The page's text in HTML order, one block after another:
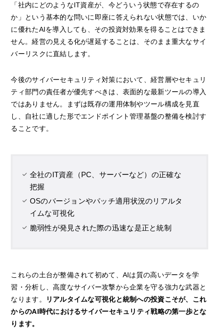
「社内にどのようなIT資産が、今どういう状態で存在するの
か」という基本的な問いに即座に答えられない状態では、いか
に優れたAIを導入しても、その投資対効果を得ることはできま
せん。経営の見える化が遅延することは、そのまま重大なサイ
バーリスクに直結します。
今後のサイバーセキュリティ対策において、経営層やセキュリ
ティ部門の責任者が優先すべきは、表面的な最新ツールの導入
ではありません。まずは既存の運用体制やツール構成を見直
し、自社に適した形でエンドポイント管理基盤の整備を検討す
ることです。
全社のIT資産（PC、サーバーなど）の正確な
把握
OSのバージョンやパッチ適用状況のリアルタ
イムな可視化
脆弱性が発見された際の迅速な是正と統制
これらの土台が整備されて初めて、AIは質の高いデータを学
習・分析し、高度なサイバー攻撃から企業を守る強力な武器と
なります。
リアルタイムな可視化と統制への投資こそが、これ
からのAI時代におけるサイバーセキュリティ戦略の第一歩とな
ります。